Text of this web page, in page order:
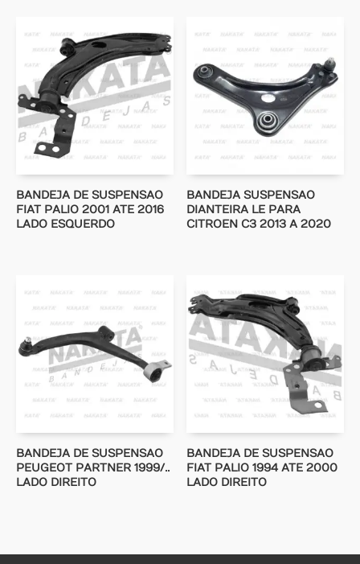
BANDEJA DE SUSPENSAO
FIAT PALIO 2001 ATE 2016
LADO ESQUERDO
BANDEJA SUSPENSAO
DIANTEIRA LE PARA
CITROEN C3 2013 A 2020
BANDEJA DE SUSPENSAO
PEUGEOT PARTNER 1999/..
LADO DIREITO
BANDEJA DE SUSPENSAO
FIAT PALIO 1994 ATE 2000
LADO DIREITO